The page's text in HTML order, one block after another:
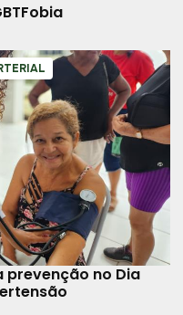
prevenção no Dia